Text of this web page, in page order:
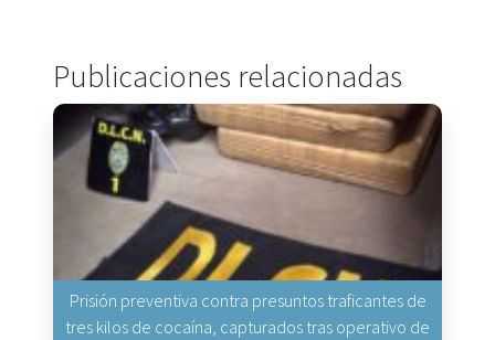
Publicaciones relacionadas
Prisión preventiva contra presuntos traficantes de
tres kilos de cocaína, capturados tras operativo de